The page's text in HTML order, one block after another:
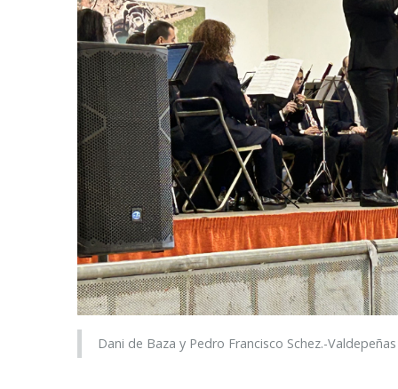
Dani de Baza y Pedro Francisco Schez.-